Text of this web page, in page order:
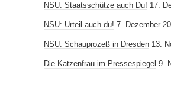
NSU: Staatsschütze auch Du! 17.
NSU: Urteil auch du! 7. Dezember
NSU: Schauprozeß in Dresden 13.
Die Katzenfrau im Pressespiegel 9.